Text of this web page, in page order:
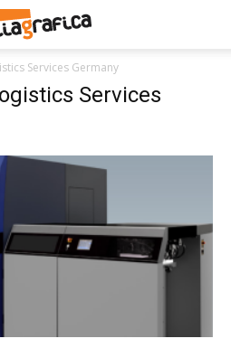
Services Germany
Services